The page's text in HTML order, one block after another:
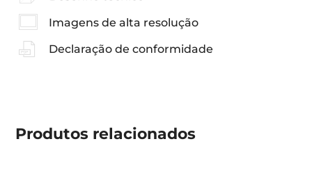
Imagens de alta resolução
Declaração de conformidade
Produtos relacionados